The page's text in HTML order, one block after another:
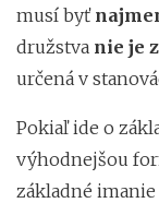
musí byť
družstva nie je
určená v
Pokiaľ ide o
výhodnejšou
základné